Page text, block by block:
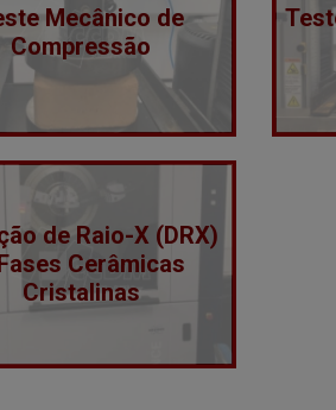
Mecânico de
Compressão
de Raio-X (DRX)
Cerâmicas
Cristalinas